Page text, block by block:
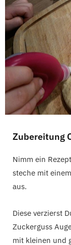
Zubereitung
Nimm ein
steche mit
aus.
Diese verzierst
Zuckerguss
mit kleinen und